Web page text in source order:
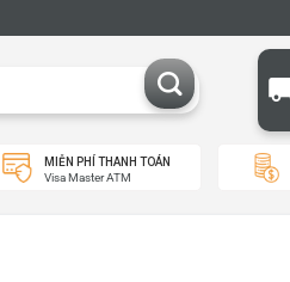
MIỄN PHÍ THANH TOÁN
Visa Master ATM